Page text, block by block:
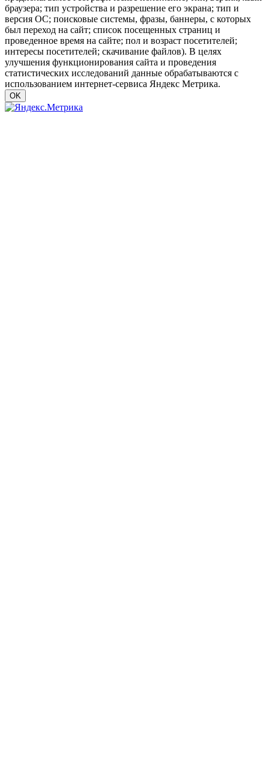
браузера; тип устройства и разрешение его экрана; тип и
версия ОС; поисковые системы, фразы, баннеры, с которых
был переход на сайт; список посещенных страниц и
проведенное время на сайте; пол и возраст посетителей;
интересы посетителей; скачивание файлов). В целях
улучшения функционирования сайта и проведения
статистических исследований данные обрабатываются с
использованием интернет-сервиса Яндекс Метрика.
OK